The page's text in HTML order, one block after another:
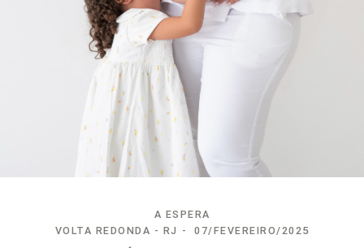
A ESPERA
VOLTA REDONDA - RJ
07/FEVEREIRO/2025